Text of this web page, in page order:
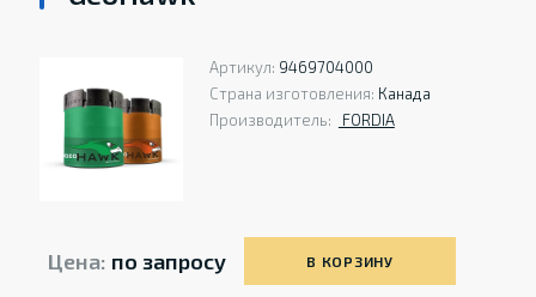
Артикул: 9469704000
Страна изготовления: Канада
Производитель:
FORDIA
Цена: по запросу В КОРЗИНУ